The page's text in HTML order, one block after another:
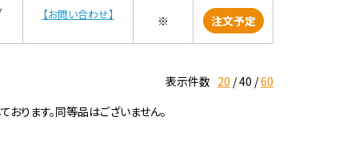
【お問い合わせ】 ※ 注文予定
表示件数 20 40 60
ります。同等品はございません。